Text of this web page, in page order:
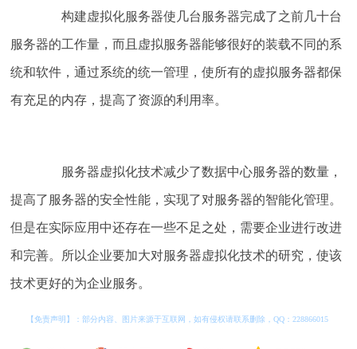
构建虚拟化服务器使几台服务器完成了之前几十台
服务器的工作量，而且虚拟服务器能够很好的装载不同的系
统和软件，通过系统的统一管理，使所有的虚拟服务器都保
有充足的内存，提高了资源的利用率。
服务器虚拟化技术减少了数据中心服务器的数量，
提高了服务器的安全性能，实现了对服务器的智能化管理。
但是在实际应用中还存在一些不足之处，需要企业进行改进
和完善。所以企业要加大对服务器虚拟化技术的研究，使该
技术更好的为企业服务。
【免责声明】：部分内容、图片来源于互联网，如有侵权请联系删除，QQ：228866015